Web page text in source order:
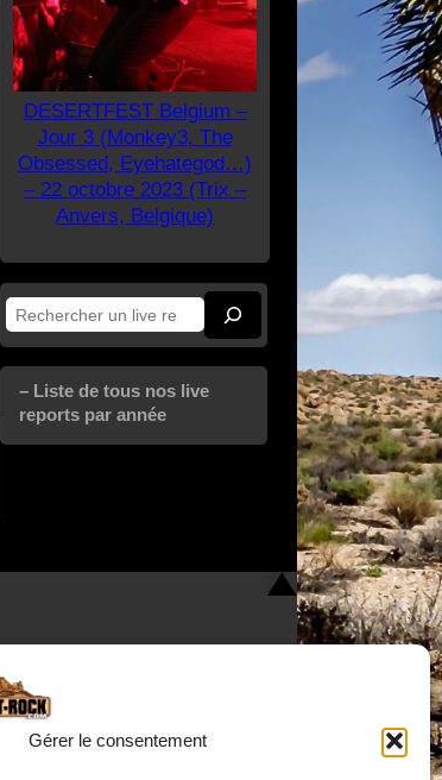
Gérer le consentement
DESERTFEST Belgium –
Jour 3 (Monkey3, The
Obsessed, Eyehategod…)
– 22 octobre 2023 (Trix –
Anvers, Belgique)
Rechercher
– Liste de tous nos live
reports par année